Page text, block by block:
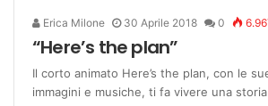
Erica Milone 30 Aprile 2018 0
“Here’s the plan”
Il corto animato Here’s the plan, con le
immagini e musiche, ti fa vivere una